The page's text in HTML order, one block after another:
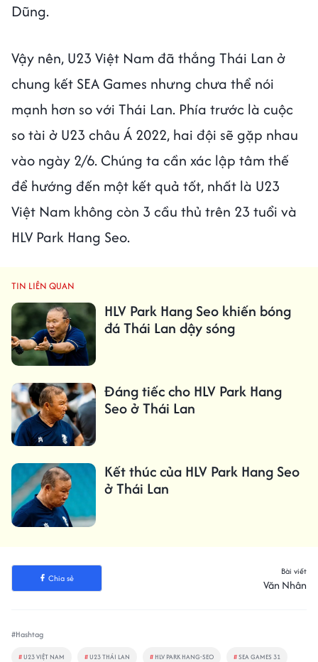
Dũng.
Vậy nên, U23 Việt Nam đã thắng Thái Lan ở
chung kết SEA Games nhưng chưa thể nói
mạnh hơn so với Thái Lan. Phía trước là cuộc
so tài ở U23 châu Á 2022, hai đội sẽ gặp nhau
vào ngày 2/6. Chúng ta cần xác lập tâm thế
để hướng đến một kết quả tốt, nhất là U23
Việt Nam không còn 3 cầu thủ trên 23 tuổi và
HLV Park Hang Seo.
TIN LIÊN QUAN
HLV Park Hang Seo khiến bóng
đá Thái Lan dậy sóng
Đáng tiếc cho HLV Park Hang
Seo ở Thái Lan
Kết thúc của HLV Park Hang Seo
ở Thái Lan
Chia sẻ
Bài viết
Văn Nhân
#Hashtag
#U23 VIỆT NAM #U23 THÁI LAN # HLV PARK HANG-SEO #SEA GAMES 31